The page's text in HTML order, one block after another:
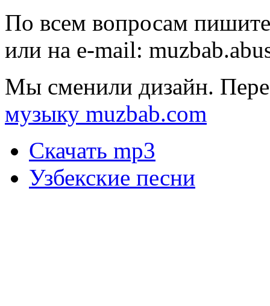
По всем вопросам
или на e-mail:
Мы сменили дизайн.
музыку muzbab.com
Скачать mp3
Узбекские песни